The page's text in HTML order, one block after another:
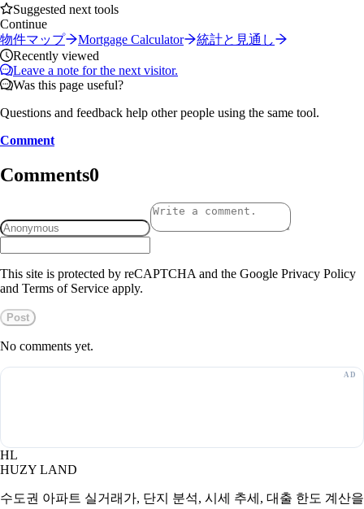
Suggested next tools
Continue
物件マップ
Mortgage Calculator
統計と見通し
Recently viewed
Leave a note for the next visitor.
Was this page useful?
Questions and feedback help other people using the same tool.
Comment
Comments0
This site is protected by reCAPTCHA and the Google Privacy Policy
and Terms of Service apply.
Post
No comments yet.
HL
HUZY LAND
수도권 아파트 실거래가, 단지 분석, 시세 추세, 대출 한도 계산을